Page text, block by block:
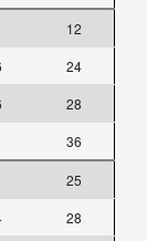
12
24
28
36
25
28